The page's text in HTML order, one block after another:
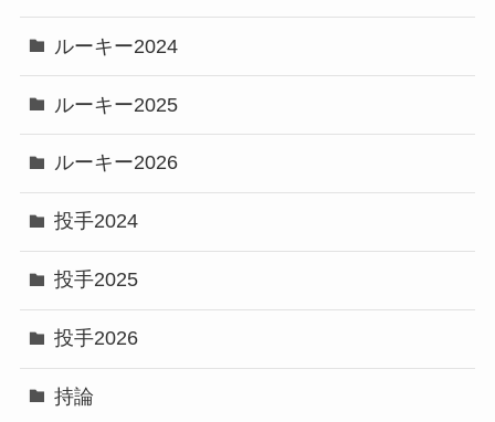
ルーキー2024
ルーキー2025
ルーキー2026
投手2024
投手2025
投手2026
持論